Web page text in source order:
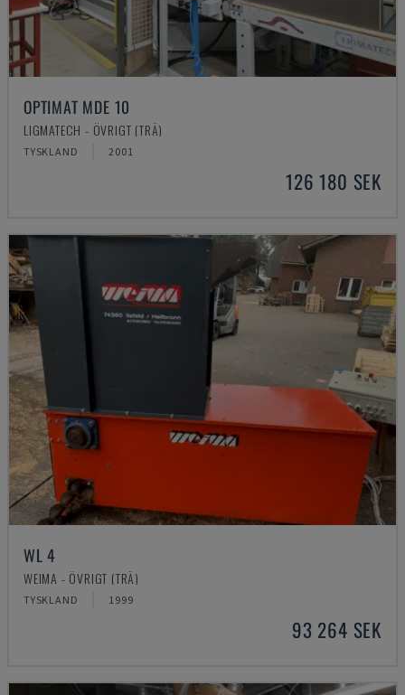
OPTIMAT MDE 10
LIGMATECH - ÖVRIGT (TRÄ)
TYSKLAND 2001
126 180 SEK
WL 4
WEIMA - ÖVRIGT (TRÄ)
TYSKLAND 1999
93 264 SEK